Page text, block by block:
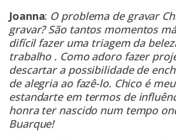
Joanna: O problema de gravar
gravar? São tantos momentos
difícil fazer uma triagem da
trabalho . Como adoro fazer
descartar a possibilidade de
de alegria ao fazê-lo. Chico é
estandarte em termos de
honra ter nascido num tempo
Buarque!